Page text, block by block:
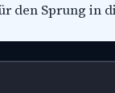
den Sprung in